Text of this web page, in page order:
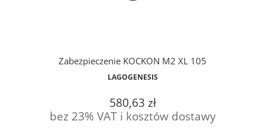
Zabezpieczenie KOCKON M2 XL 105
LAGOGENESIS
580,63 zł
bez 23% VAT i kosztów dostawy